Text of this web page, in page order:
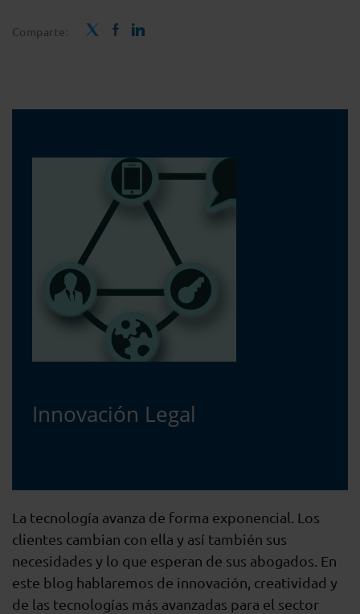
Comparte:
Innovación Legal
La tecnología avanza de forma exponencial. Los
clientes cambian con ella y así también sus
necesidades y lo que esperan de sus abogados. En
este blog hablaremos de innovación, creatividad y
de las tecnologías más avanzadas para el sector